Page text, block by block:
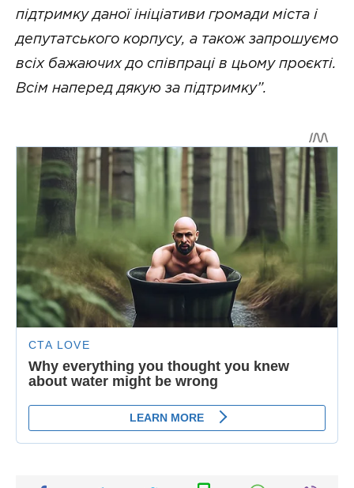
підтримку даної ініціативи громади міста і
депутатського корпусу, а також запрошуємо
всіх бажаючих до співпраці в цьому проєкті.
Всім наперед дякую за підтримку”.